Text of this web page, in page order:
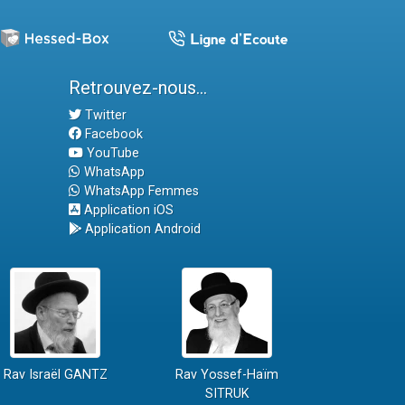
Retrouvez-nous...
Twitter
Facebook
YouTube
WhatsApp
WhatsApp Femmes
Application iOS
Application Android
Rav Israël GANTZ
Rav Yossef-Haïm
SITRUK